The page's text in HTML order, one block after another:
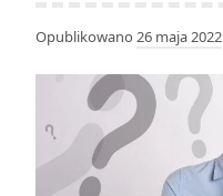
Opublikowano 26 maja 2022